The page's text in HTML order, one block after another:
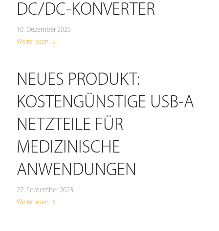
DC/DC-KONVERTER
10. Dezember 2025
Weiterlesen
NEUES PRODUKT:
KOSTENGÜNSTIGE USB-A
NETZTEILE FÜR
MEDIZINISCHE
ANWENDUNGEN
27. September 2023
Weiterlesen